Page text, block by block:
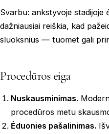
Svarbu: ankstyvoje stadijoje
dažniausiai reiškia, kad
sluoksnius — tuomet gali
Procedūros eiga
Nuskausminimas.
procedūros metu
Ėduonies pašalinimas.